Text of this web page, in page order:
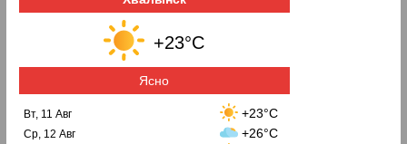
+23°C
Ясно
Вт, 11 Авг +23°C
Ср, 12 Авг +26°C